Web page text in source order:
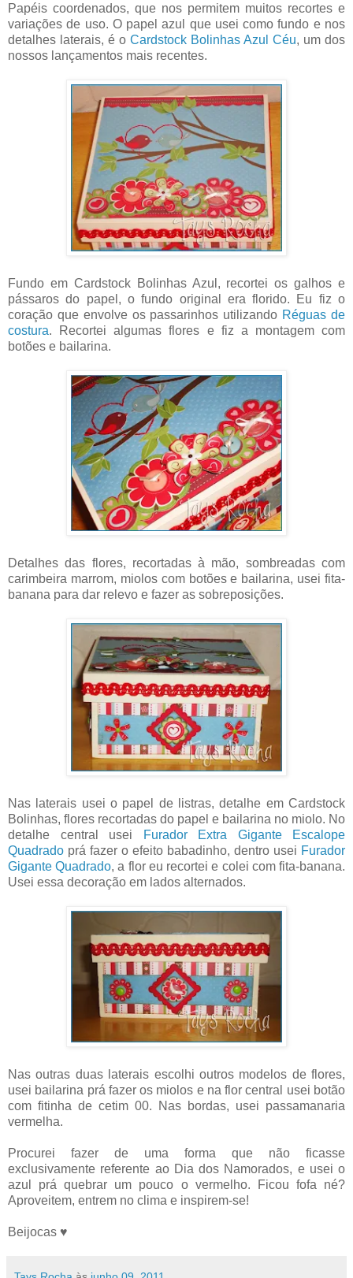
Papéis coordenados, que nos permitem muitos recortes e
variações de uso. O papel azul que usei como fundo e nos
detalhes laterais, é o Cardstock Bolinhas Azul Céu, um dos
nossos lançamentos mais recentes.
Fundo em Cardstock Bolinhas Azul, recortei os galhos e
pássaros do papel, o fundo original era florido. Eu fiz o
coração que envolve os passarinhos utilizando Réguas de
costura. Recortei algumas flores e fiz a montagem com
botões e bailarina.
Detalhes das flores, recortadas à mão, sombreadas com
carimbeira marrom, miolos com botões e bailarina, usei fita-
banana para dar relevo e fazer as sobreposições.
Nas laterais usei o papel de listras, detalhe em Cardstock
Bolinhas, flores recortadas do papel e bailarina no miolo. No
detalhe central usei
Furador Extra Gigante Escalope
Quadrado prá fazer o efeito babadinho, dentro usei Furador
Gigante Quadrado, a flor eu recortei e colei com fita-banana.
Usei essa decoração em lados alternados.
Nas outras duas laterais escolhi outros modelos de flores,
usei bailarina prá fazer os miolos e na flor central usei botão
com fitinha de cetim 00. Nas bordas, usei passamanaria
vermelha.
Procurei fazer de uma forma que não ficasse
exclusivamente referente ao Dia dos Namorados, e usei o
azul prá quebrar um pouco o vermelho. Ficou fofa né?
Aproveitem, entrem no clima e inspirem-se!
Beijocas ♥